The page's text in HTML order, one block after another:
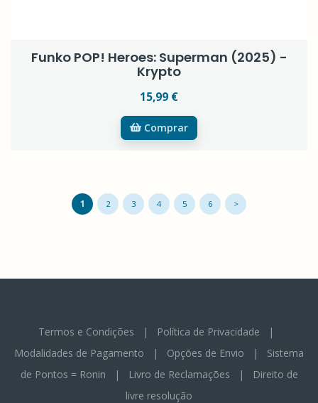
Funko POP! Heroes: Superman (2025) -
Krypto
15,99 €
Comprar
1 2 3 4 5 6 >
Termos e Condições | Política de Privacidade |
Modalidades de Pagamento | Opções de Envio | Sistema
de Pontos = Ronin | Livro de Reclamações |
Direito de
livre resolução